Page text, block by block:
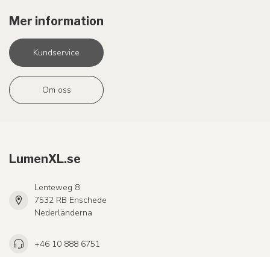
Mer information
Kundservice
Om oss
LumenXL.se
Lenteweg 8
7532 RB Enschede
Nederländerna
+46 10 888 6751